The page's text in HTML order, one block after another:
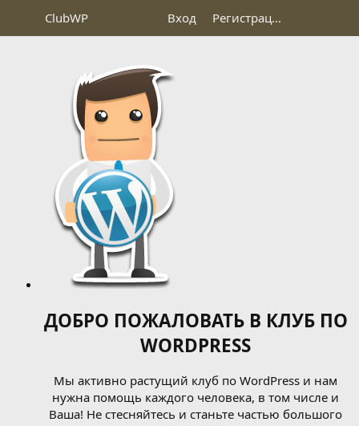
ClubWP Вход Регистрация
ДОБРО ПОЖАЛОВАТЬ В КЛУБ ПО
WORDPRESS
Мы активно растущий клуб по WordPress и нам
нужна помощь каждого человека, в том числе и
Ваша! Не стесняйтесь и станьте частью большого